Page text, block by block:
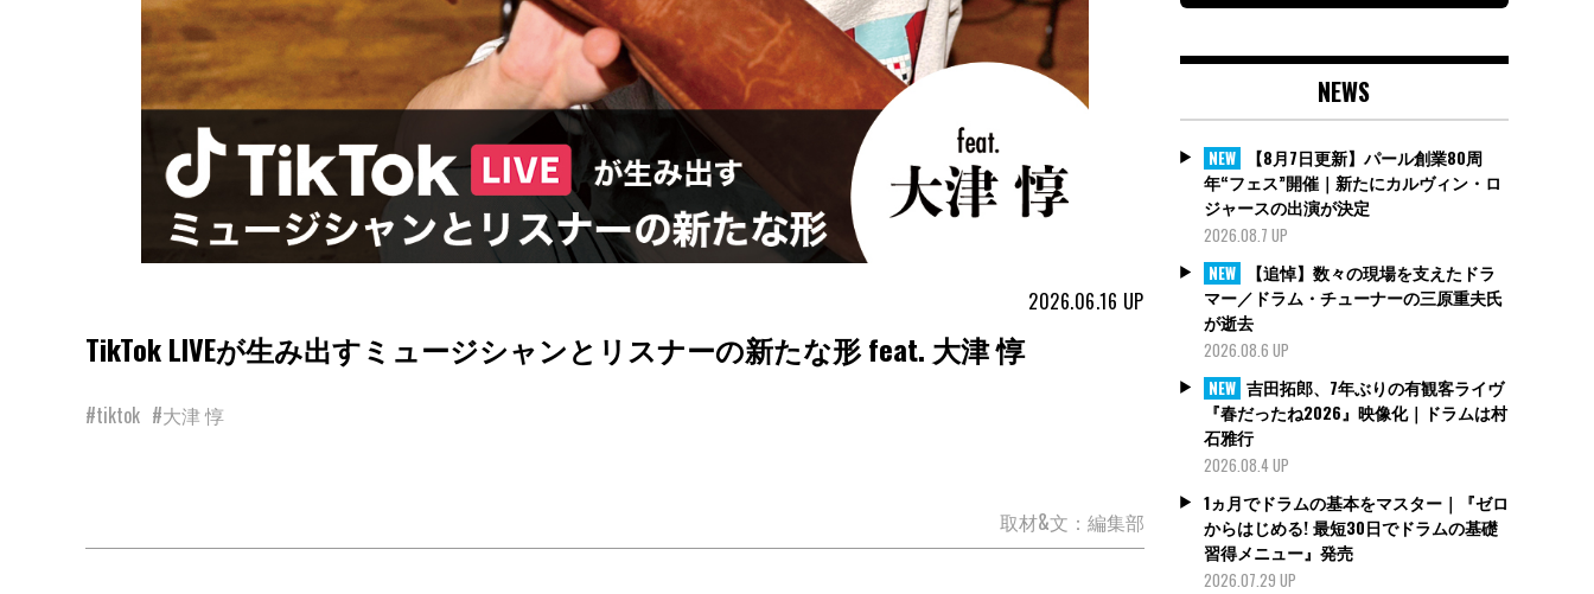
2026.06.16 UP
TikTok LIVEが生み出すミュージシャンとリスナーの新たな形 feat. 大津 惇
#tiktok #大津 惇
取材&文：編集部
NEWS
NEW
【8月7日更新】パール創業80周
年“フェス”開催｜新たにカルヴィン・ロ
ジャースの出演が決定
2026.08.7 UP
NEW
【追悼】数々の現場を支えたドラ
マー／ドラム・チューナーの三原重夫氏
が逝去
2026.08.6 UP
NEW 吉田拓郎、7年ぶりの有観客ライヴ
『春だったね2026』映像化｜ドラムは村
石雅行
2026.08.4 UP
1ヵ月でドラムの基本をマスター｜『ゼロ
からはじめる! 最短30日でドラムの基礎
習得メニュー』発売
2026.07.29 UP